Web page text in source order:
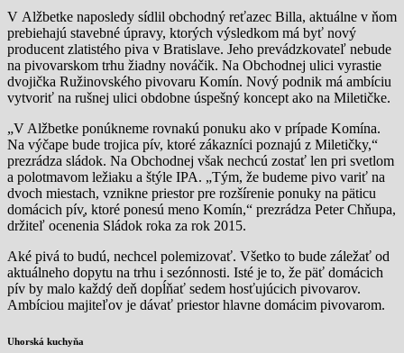
V Alžbetke naposledy sídlil obchodný reťazec Billa, aktuálne v ňom
prebiehajú stavebné úpravy, ktorých výsledkom má byť nový
producent zlatistého piva v Bratislave. Jeho prevádzkovateľ nebude
na pivovarskom trhu žiadny nováčik. Na Obchodnej ulici vyrastie
dvojička Ružinovského pivovaru Komín. Nový podnik má ambíciu
vytvoriť na rušnej ulici obdobne úspešný koncept ako na Miletičke.
„V Alžbetke ponúkneme rovnakú ponuku ako v prípade Komína.
Na výčape bude trojica pív, ktoré zákazníci poznajú z Miletičky,“
prezrádza sládok. Na Obchodnej však nechcú zostať len pri svetlom
a polotmavom ležiaku a štýle IPA. „Tým, že budeme pivo variť na
dvoch miestach, vznikne priestor pre rozšírenie ponuky na päticu
domácich pív֧, ktoré ponesú meno Komín,“ prezrádza Peter Chňupa,
držiteľ ocenenia Sládok roka za rok 2015.
Aké pivá to budú, nechcel polemizovať. Všetko to bude záležať od
aktuálneho dopytu na trhu i sezónnosti. Isté je to, že päť domácich
pív by malo každý deň dopĺňať sedem hosťujúcich pivovarov.
Ambíciou majiteľov je dávať priestor hlavne domácim pivovarom.
Uhorská kuchyňa